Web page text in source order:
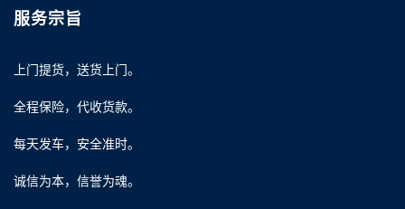
服务宗旨
上门提货，送货上门。
全程保险，代收货款。
每天发车，安全准时。
诚信为本，信誉为魂。